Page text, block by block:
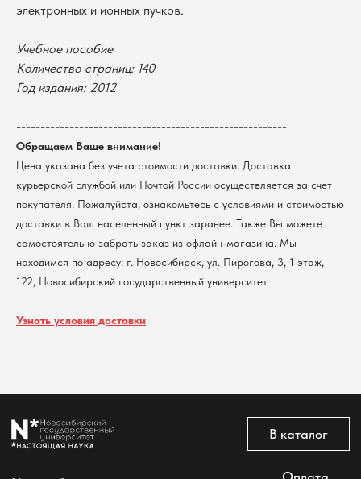
электронных и ионных пучков.
Учебное пособие
Количество страниц: 140
Год издания: 2012
--------------------------------------------------------
Обращаем Ваше внимание!
Цена указана без учета стоимости доставки. Доставка
курьерской службой или Почтой России осуществляется за счет
покупателя. Пожалуйста, ознакомьтесь с условиями и стоимостью
доставки в Ваш населенный пункт заранее. Также Вы можете
самостоятельно забрать заказ из офлайн-магазина. Мы
находимся по адресу: г. Новосибирск, ул. Пирогова, 3, 1 этаж,
122, Новосибирский государственный университет.
Узнать условия доставки
Мерч НГУ
@2026 Новосибирский государственный университет.
Согласие на обработку персональных данных
пользователей сайта
Новосибирский государственный
университет
КПП 540801001